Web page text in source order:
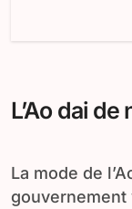
L’Ao dai
La mode de l’Ao dai est supporté par le
gouvernement